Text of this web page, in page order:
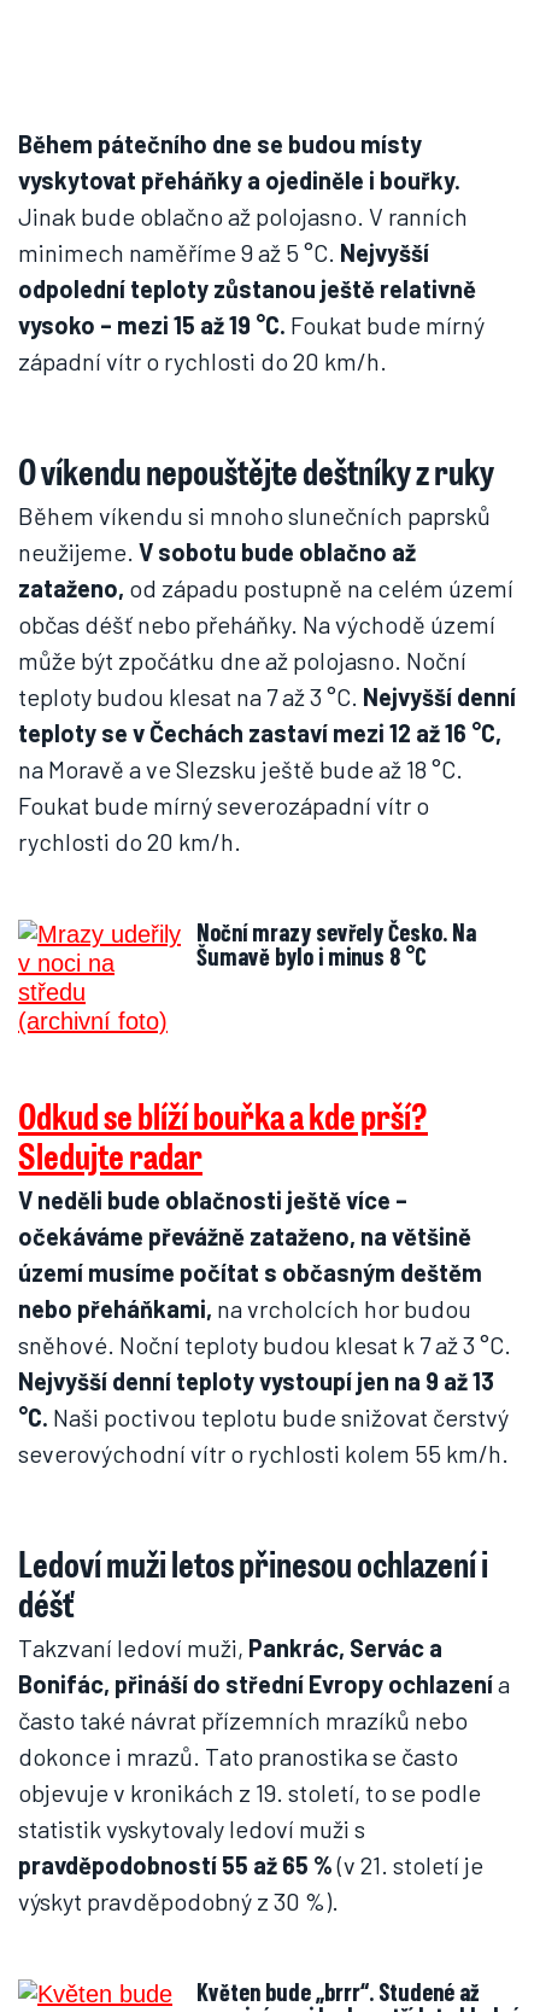
Během pátečního dne se budou místy
vyskytovat přeháňky a ojediněle i bouřky.
Jinak bude oblačno až polojasno. V ranních
minimech naměříme 9 až 5 °C. Nejvyšší
odpolední teploty zůstanou ještě relativně
vysoko – mezi 15 až 19 °C. Foukat bude mírný
západní vítr o rychlosti do 20 km/h.
O víkendu nepouštějte deštníky z ruky
Během víkendu si mnoho slunečních paprsků
neužijeme. V sobotu bude oblačno až
zataženo, od západu postupně na celém území
občas déšť nebo přeháňky. Na východě území
může být zpočátku dne až polojasno. Noční
teploty budou klesat na 7 až 3 °C. Nejvyšší denní
teploty se v Čechách zastaví mezi 12 až 16 °C,
na Moravě a ve Slezsku ještě bude až 18 °C.
Foukat bude mírný severozápadní vítr o
rychlosti do 20 km/h.
Noční mrazy sevřely Česko. Na
Šumavě bylo i minus 8 °C
Odkud se blíží bouřka a kde prší?
Sledujte radar
V neděli bude oblačnosti ještě více –
očekáváme převážně zataženo, na většině
území musíme počítat s občasným deštěm
nebo přeháňkami, na vrcholcích hor budou
sněhové. Noční teploty budou klesat k 7 až 3 °C.
Nejvyšší denní teploty vystoupí jen na 9 až 13
°C. Naši poctivou teplotu bude snižovat čerstvý
severovýchodní vítr o rychlosti kolem 55 km/h.
Ledoví muži letos přinesou ochlazení i
déšť
Takzvaní ledoví muži, Pankrác, Servác a
Bonifác, přináší do střední Evropy ochlazenía
často také návrat přízemních mrazíků nebo
dokonce i mrazů. Tato pranostika se často
objevuje v kronikách z 19. století, to se podle
statistik vyskytovaly ledoví muži s
pravděpodobností 55 až 65 %(v 21. století je
výskyt pravděpodobný z 30 %).
Květen bude „brrr“. Studené až